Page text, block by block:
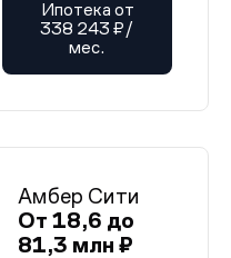
Ипотека от
338 243 ₽/
мес.
Амбер Сити
От 18,6 до
81,3 млн ₽